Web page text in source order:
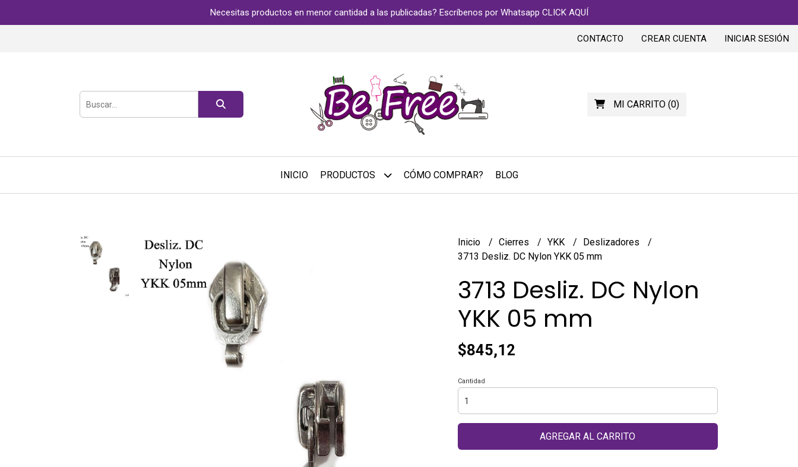
Necesitas productos en menor cantidad a las publicadas? Escríbenos por Whatsapp CLICK AQUÍ
CONTACTO CREAR CUENTA INICIAR SESIÓN
MI CARRITO(0)
INICIO PRODUCTOS CÓMO COMPRAR? BLOG
Inicio Cierres YKK
Deslizadores
3713 Desliz. DC Nylon YKK 05 mm
3713 Desliz. DC Nylon
YKK 05 mm
$845,12
Cantidad
AGREGAR AL CARRITO